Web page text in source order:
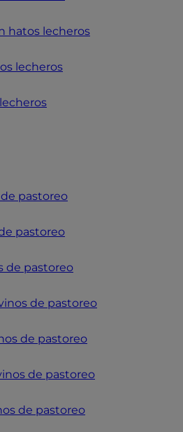
hatos lecheros
lecheros
pastoreo
pastoreo
de pastoreo
de pastoreo
de pastoreo
de pastoreo
de pastoreo